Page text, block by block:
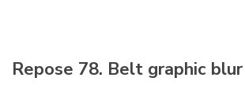
Repose 78. Belt graphic blur